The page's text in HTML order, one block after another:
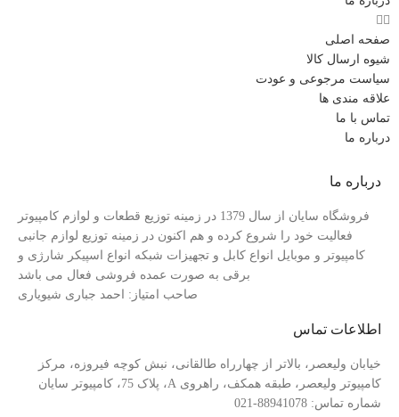
صفحه اصلی
شیوه ارسال کالا
سیاست مرجوعی و عودت
علاقه مندی ها
تماس با ما
درباره ما
درباره ما
فروشگاه سایان از سال 1379 در زمینه توزیع قطعات و لوازم کامپیوتر
فعالیت خود را شروع کرده و هم اکنون در زمینه توزیع لوازم جانبی
کامپیوتر و موبایل انواع کابل و تجهیزات شبکه انواع اسپیکر شارژی و
برقی به صورت عمده فروشی فعال می باشد
صاحب امتیاز: احمد جباری شیویاری
اطلاعات تماس
خیابان ولیعصر، بالاتر از چهارراه طالقانی، نبش کوچه فیروزه، مرکز
کامپیوتر ولیعصر، طبقه همکف، راهروی A، پلاک 75، کامپیوتر سایان
شماره تماس: 88941078-021